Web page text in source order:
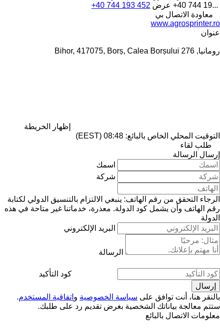
+40 744 19... عرض +40 744 193 452
معاودة الاتصال بي
www.agrosprinter.ro
عنوان
رومانيا, Bihor, 417075, Borș, Calea Borșului 276
إظهار الخريطة
التوقيت المحلي الخاص بالبائع: 08:48 (EEST)
طلب لقاء
إرسال الرسالة
اسمك
شركة
الرجاء التحقق من رقم الهاتف: ينبغي الالتزام بالتنسيق الدولي لكتابة
رقم الهاتف وأن يشمل كود الدولة. معذرة، خدماتنا غير متاحة في هذه
الدولة
البريد الإلكتروني
الرسالة
كود التأكيد
بالنقر هنا، أنت توافق على سياسة الخصوصية و اتفاقية المستخدم.
ستتم معالجة بياناتك الشخصية بغرض تقديم رد على طلبك.
معلومات الاتصال بالبائع